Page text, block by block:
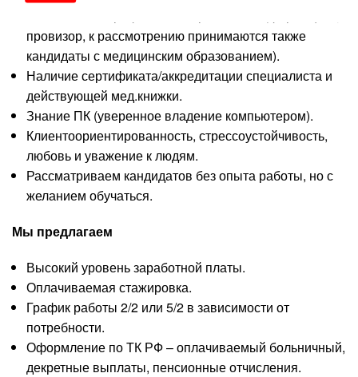
провизор, к рассмотрению принимаются также
кандидаты с медицинским образованием).
Наличие сертификата/аккредитации специалиста и
действующей мед.книжки.
Знание ПК (уверенное владение компьютером).
Клиентоориентированность, стрессоустойчивость,
любовь и уважение к людям.
Рассматриваем кандидатов без опыта работы, но с
желанием обучаться.
Мы предлагаем
Высокий уровень заработной платы.
Оплачиваемая стажировка.
График работы 2/2 или 5/2 в зависимости от
потребности.
Оформление по ТК РФ – оплачиваемый больничный,
декретные выплаты, пенсионные отчисления.